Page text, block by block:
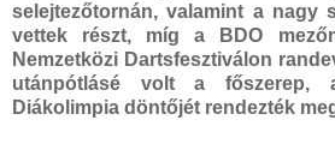
selejtezőtornán, valamint a nagy
vettek részt, míg a BDO
Nemzetközi Dartsfesztiválon
utánpótlásé volt a főszerep,
Diákolimpia döntőjét rendezték